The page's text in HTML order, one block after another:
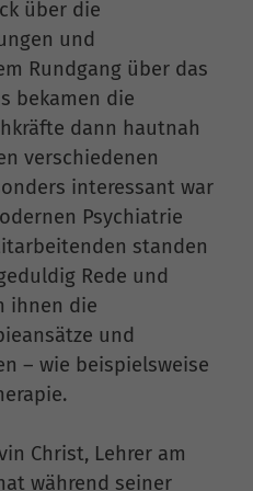
über die
und
Rundgang über das
bekamen die
dann hautnah
verschiedenen
interessant war
Psychiatrie
standen
Rede und
ihnen die
und
– wie beispielsweise
Christ, Lehrer am
während seiner